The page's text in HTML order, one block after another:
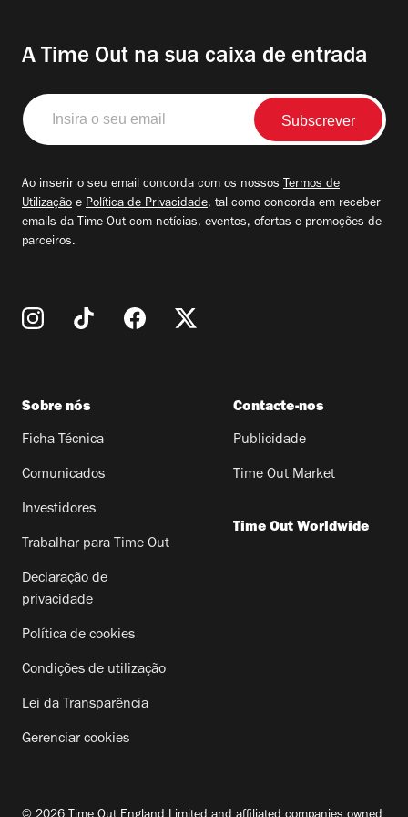
A Time Out na sua caixa de entrada
Insira
o
seu
Ao inserir o seu email concorda com os nossos Termos de
Utilização e Política de Privacidade, tal como concorda em receber
emails da Time Out com notícias, eventos, ofertas e promoções de
parceiros.
Sobre nós
Ficha Técnica
Comunicados
Investidores
Trabalhar para Time Out
Declaração de
privacidade
Política de cookies
Condições de utilização
Lei da Transparência
Gerenciar cookies
Contacte-nos
Publicidade
Time Out Market
Time Out Worldwide